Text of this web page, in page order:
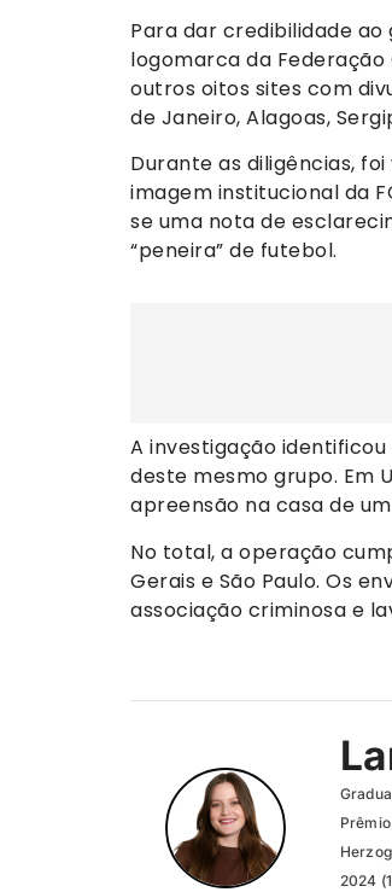
Para dar credibilidade
logomarca da
outros oitos sites com
de Janeiro, Alagoas,
Durante as diligências,
imagem institucional da
se uma nota de
“peneira” de futebol.
A investigação
deste mesmo grupo. Em
apreensão na casa de
No total, a operação
Gerais e São Paulo. Os
associação criminosa e
2024